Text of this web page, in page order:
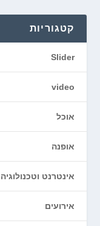
קטגוריות
Slider
video
אוכל
אופנה
אינטרנט וטכנולוגיה
אירועים